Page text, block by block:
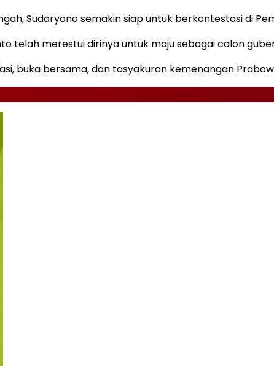
Sudaryono semakin siap untuk berkontestasi di
telah merestui dirinya untuk maju sebagai calon
buka bersama, dan tasyakuran kemenangan